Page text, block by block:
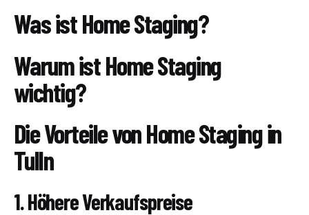
Was ist Home Staging?
Warum ist Home Staging
wichtig?
Die Vorteile von Home Staging in
Tulln
1. Höhere Verkaufspreise